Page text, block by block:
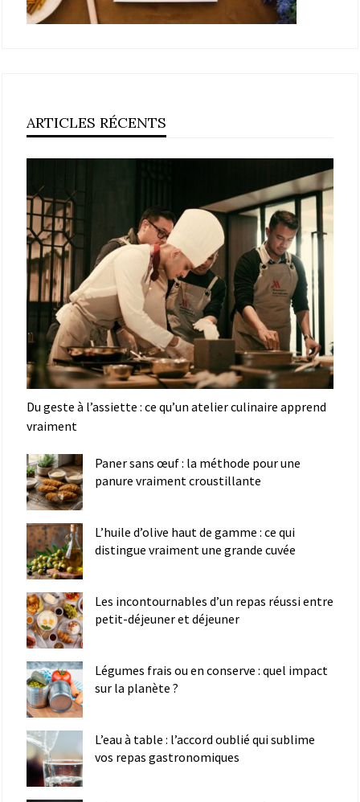
ARTICLES RÉCENTS
Du geste à l’assiette : ce qu’un atelier culinaire apprend
vraiment
Paner sans œuf : la méthode pour une
panure vraiment croustillante
L’huile d’olive haut de gamme : ce qui
distingue vraiment une grande cuvée
Les incontournables d’un repas réussi entre
petit-déjeuner et déjeuner
Légumes frais ou en conserve : quel impact
sur la planète ?
L’eau à table : l’accord oublié qui sublime
vos repas gastronomiques